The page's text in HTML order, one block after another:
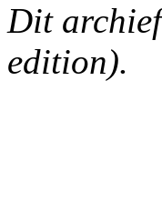
Dit
edition).